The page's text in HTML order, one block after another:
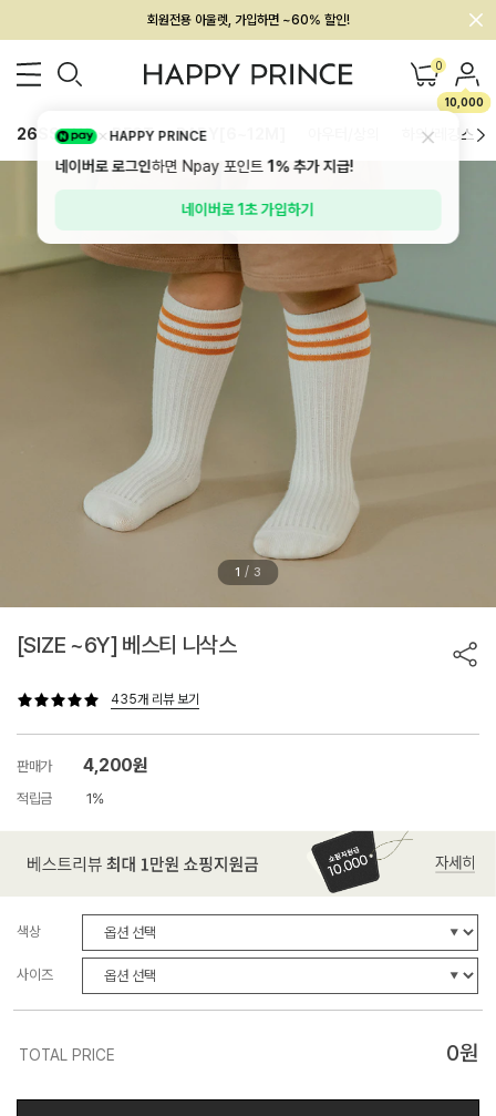
멤버십 최대 28,000원 혜택
0
10,000
26SS 신상 BEST BABY[6~12M] 하의/레깅스
1 / 3
[SIZE ~6Y] 베스티 니삭스
435개 리뷰 보기
판매가 4,200원
적립금 1%
색상
사이즈
TOTAL PRICE 0원
HAPPY PRINCE
네이버로 로그인하면 Npay 포인트1%추가 지급!
네이버로 1초 가입하기